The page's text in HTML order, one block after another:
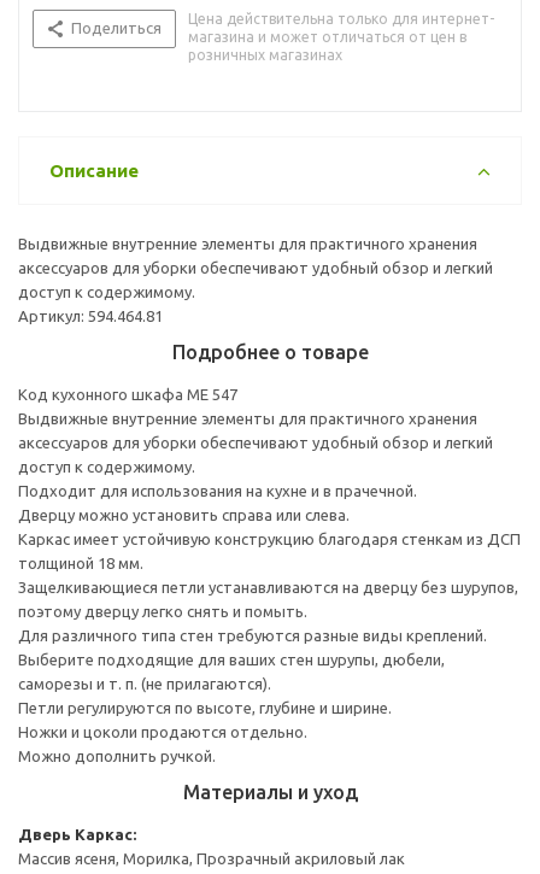
Поделиться
Цена действительна только для интернет-
магазина и может отличаться от цен в
розничных магазинах
Описание
Выдвижные внутренние элементы для практичного хранения
аксессуаров для уборки обеспечивают удобный обзор и легкий
доступ к содержимому.
Артикул: 594.464.81
Подробнее о товаре
Код кухонного шкафа ME 547
Выдвижные внутренние элементы для практичного хранения
аксессуаров для уборки обеспечивают удобный обзор и легкий
доступ к содержимому.
Подходит для использования на кухне и в прачечной.
Дверцу можно установить справа или слева.
Каркас имеет устойчивую конструкцию благодаря стенкам из ДСП
толщиной 18 мм.
Защелкивающиеся петли устанавливаются на дверцу без шурупов,
поэтому дверцу легко снять и помыть.
Для различного типа стен требуются разные виды креплений.
Выберите подходящие для ваших стен шурупы, дюбели,
саморезы и т. п. (не прилагаются).
Петли регулируются по высоте, глубине и ширине.
Ножки и цоколи продаются отдельно.
Можно дополнить ручкой.
Материалы и уход
Дверь Каркас:
Массив ясеня, Морилка, Прозрачный акриловый лак